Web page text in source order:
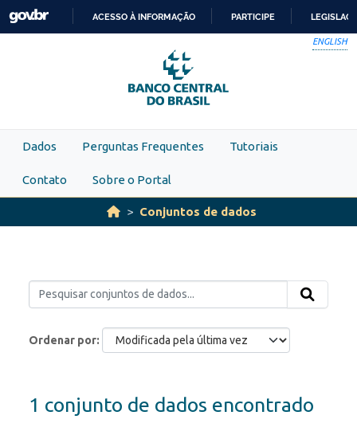
Skip to main content
PARA
O
CONTEÚDO
ACESSO À INFORMAÇÃO PARTICIPE
ENGLISH
Dados Perguntas Frequentes Tutoriais
Contato Sobre o Portal
Conjuntos de dados
Ordenar por
1 conjunto de dados encontrado